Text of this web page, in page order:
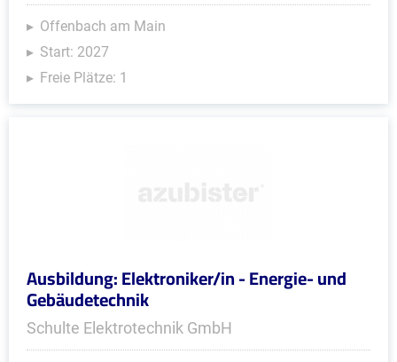
Offenbach am Main
Start: 2027
Freie Plätze: 1
Ausbildung: Elektroniker/in - Energie- und
Gebäudetechnik
Schulte Elektrotechnik GmbH